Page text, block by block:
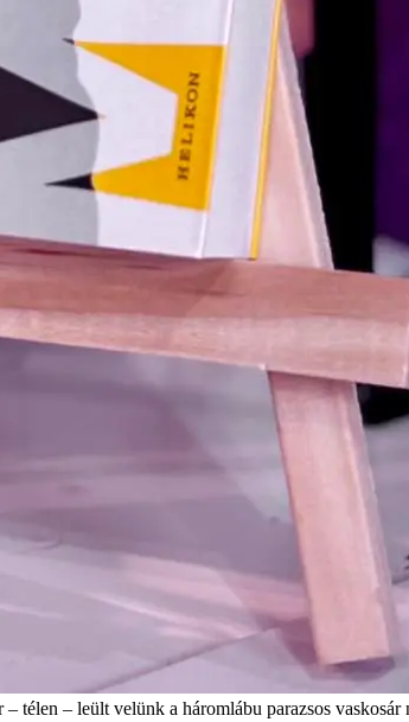
télen – leült velünk a háromlábu parazsos